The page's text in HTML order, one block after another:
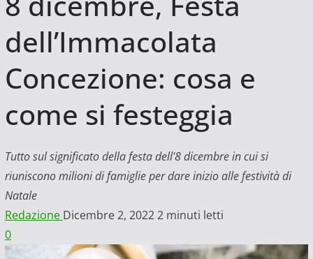
dell’Immacolata
Concezione: cosa e
come si festeggia
Tutto sul significato della festa dell'8 dicembre in cui si
riuniscono milioni di famiglie per dare inizio alle festività di
Natale
Redazione Dicembre 2, 20222 minuti letti
0